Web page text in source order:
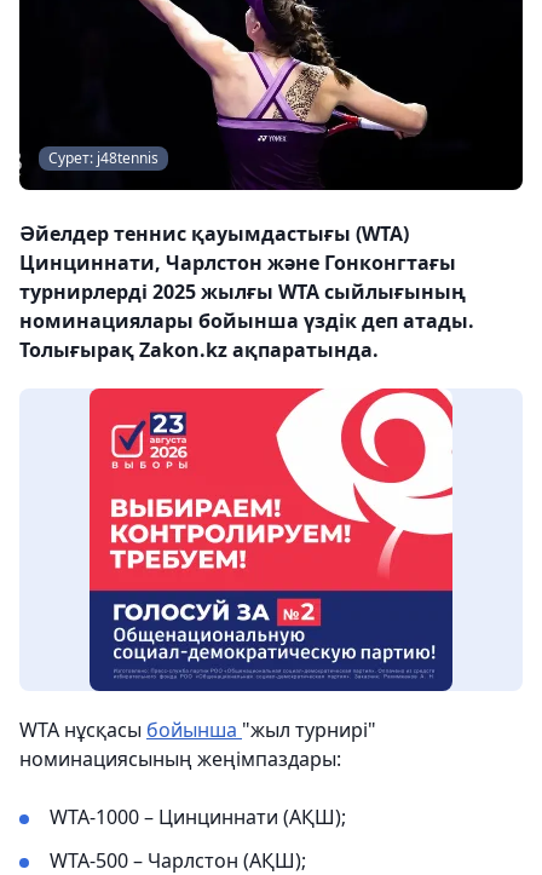
Сурет: j48tennis
Әйелдер теннис қауымдастығы (WTA)
Цинциннати, Чарлстон және Гонконгтағы
турнирлерді 2025 жылғы WTA сыйлығының
номинациялары бойынша үздік деп атады.
Толығырақ Zakon.kz ақпаратында.
WTA нұсқасы бойынша "жыл турнирі"
номинациясының жеңімпаздары:
WTA-1000 – Цинциннати (АҚШ);
WTA-500 – Чарлстон (АҚШ);